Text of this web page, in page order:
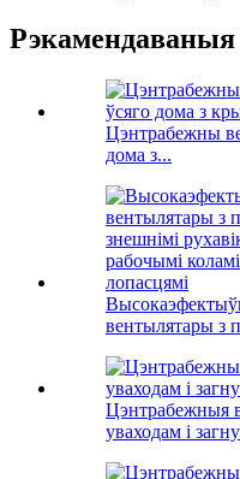
Цэнтрабежны
дома з...
вентылятары з
Цэнтрабежныя
уваходам і